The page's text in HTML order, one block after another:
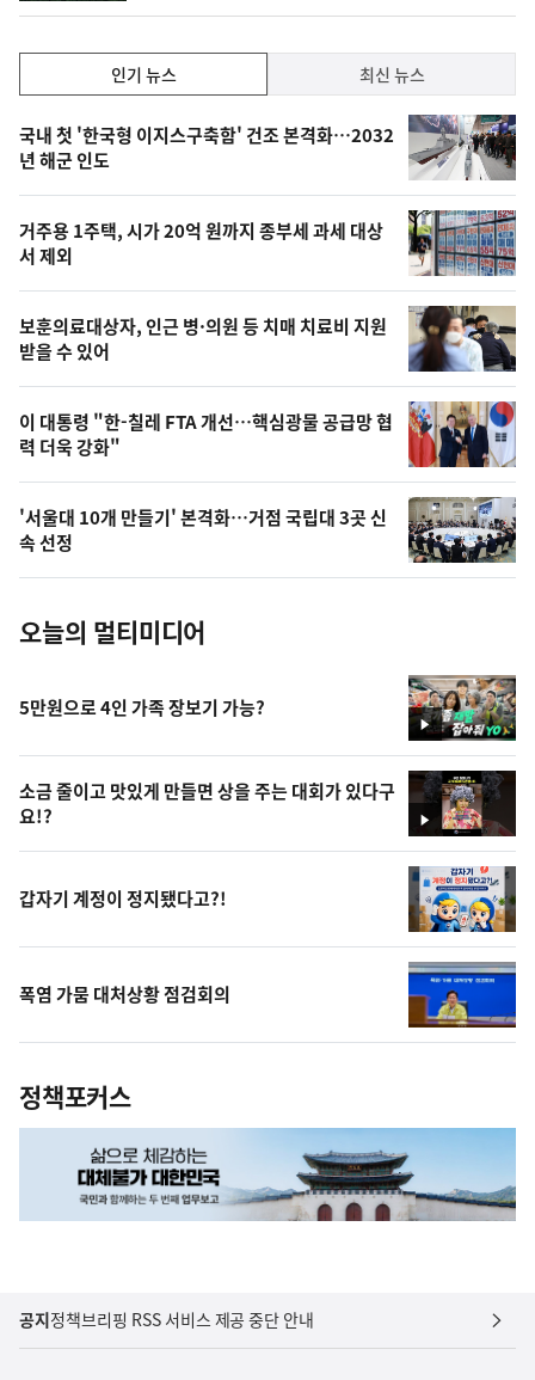
기,
최
신,
오
늘
의
영
상
오
늘
의
사
진
인기 뉴스 최신 뉴스
기
뉴
스
국내 첫 '한국형 이지스구축함' 건조 본격화…2032
년 해군 인도
거주용 1주택, 시가 20억 원까지 종부세 과세 대상
서 제외
보훈의료대상자, 인근 병·의원 등 치매 치료비 지원
받을 수 있어
이 대통령 "한-칠레 FTA 개선…핵심광물 공급망 협
력 더욱 강화"
'서울대 10개 만들기' 본격화…거점 국립대 3곳 신
속 선정
오늘의 멀티미디어
영
상
5만원으로 4인 가족 장보기 가능?
영
상
소금 줄이고 맛있게 만들면 상을 주는 대회가 있다구
요!?
갑자기 계정이 정지됐다고?!
폭염 가뭄 대처상황 점검회의
정책포커스
공지정책브리핑 RSS 서비스 제공 중단 안내